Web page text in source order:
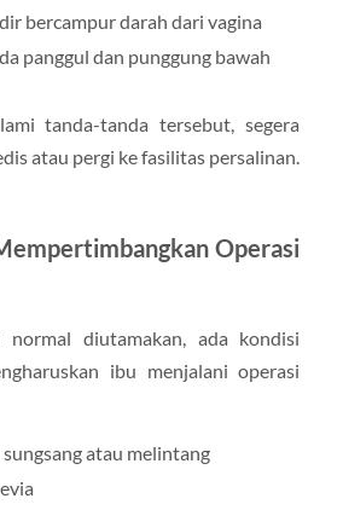
bercampur darah dari vagina
panggul dan punggung bawah
tanda-tanda tersebut, segera
atau pergi ke fasilitas persalinan.
Operasi
normal diutamakan, ada kondisi
ibu menjalani operasi
atau melintang